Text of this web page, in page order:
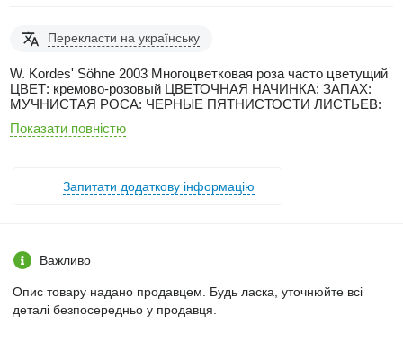
Перекласти на українську
W. Kordes' Söhne 2003 Многоцветковая роза часто цветущий
ЦВЕТ: кремово-розовый ЦВЕТОЧНАЯ НАЧИНКА: ЗАПАХ:
МУЧНИСТАЯ РОСА: ЧЕРНЫЕ ПЯТНИСТОСТИ ЛИСТЬЕВ:
Показати повністю
Запитати додаткову інформацію
Важливо
Опис товару надано продавцем. Будь ласка, уточнюйте всі
деталі безпосередньо у продавця.